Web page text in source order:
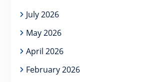
July 2026
May 2026
April 2026
February 2026